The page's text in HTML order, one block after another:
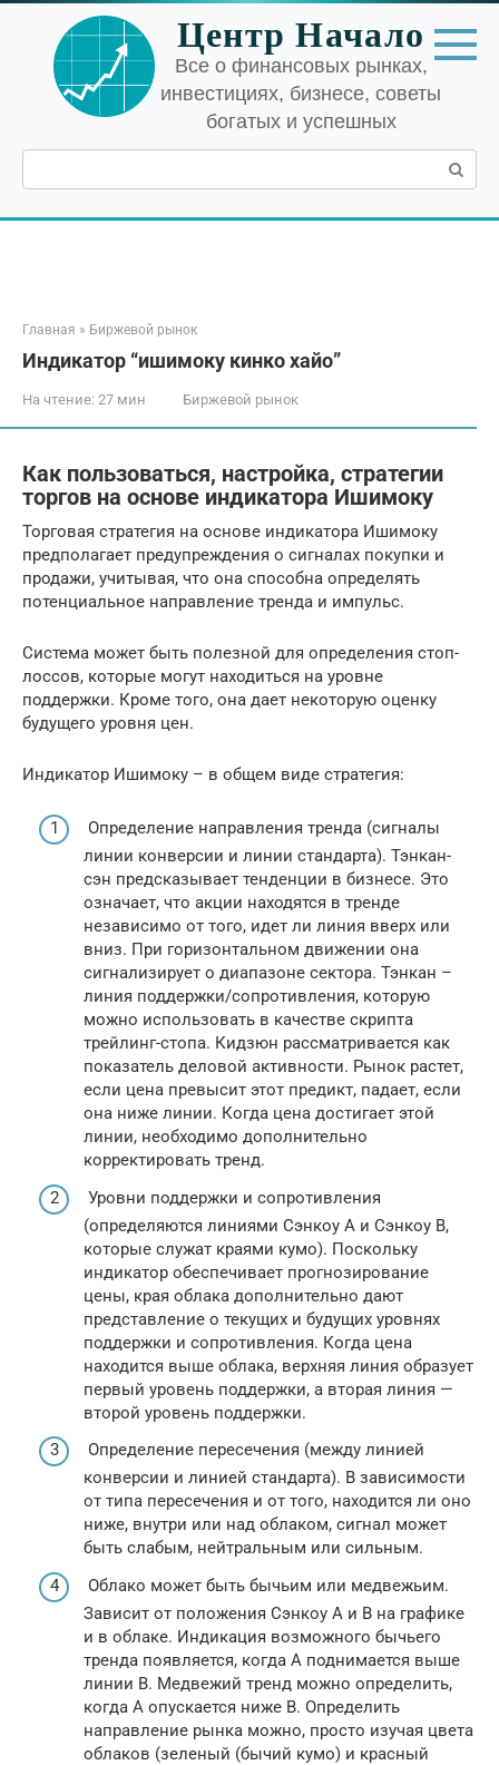
Перейти
контенту
Центр Начало
Все о финансовых рынках,
инвестициях, бизнесе, советы
богатых и успешных
Поиск:
Главная » Биржевой рынок
Индикатор “ишимоку кинко хайо”
На чтение: 27 мин Биржевой рынок
Как пользоваться, настройка, стратегии
торгов на основе индикатора Ишимоку
Торговая стратегия на основе индикатора Ишимоку
предполагает предупреждения о сигналах покупки и
продажи, учитывая, что она способна определять
потенциальное направление тренда и импульс.
Система может быть полезной для определения стоп-
лоссов, которые могут находиться на уровне
поддержки. Кроме того, она дает некоторую оценку
будущего уровня цен.
Индикатор Ишимоку – в общем виде стратегия:
Определение направления тренда (сигналы
линии конверсии и линии стандарта). Тэнкан-
сэн предсказывает тенденции в бизнесе. Это
означает, что акции находятся в тренде
независимо от того, идет ли линия вверх или
вниз. При горизонтальном движении она
сигнализирует о диапазоне сектора. Тэнкан –
линия поддержки/сопротивления, которую
можно использовать в качестве скрипта
трейлинг-стопа. Кидзюн рассматривается как
показатель деловой активности. Рынок растет,
если цена превысит этот предикт, падает, если
она ниже линии. Когда цена достигает этой
линии, необходимо дополнительно
корректировать тренд.
Уровни поддержки и сопротивления
(определяются линиями Сэнкоу А и Сэнкоу В,
которые служат краями кумо). Поскольку
индикатор обеспечивает прогнозирование
цены, края облака дополнительно дают
представление о текущих и будущих уровнях
поддержки и сопротивления. Когда цена
находится выше облака, верхняя линия образует
первый уровень поддержки, а вторая линия —
второй уровень поддержки.
Определение пересечения (между линией
конверсии и линией стандарта). В зависимости
от типа пересечения и от того, находится ли оно
ниже, внутри или над облаком, сигнал может
быть слабым, нейтральным или сильным.
Облако может быть бычьим или медвежьим.
Зависит от положения Сэнкоу А и В на графике
и в облаке. Индикация возможного бычьего
тренда появляется, когда A поднимается выше
линии B. Медвежий тренд можно определить,
когда A опускается ниже B. Определить
направление рынка можно, просто изучая цвета
облаков (зеленый (бычий кумо) и красный